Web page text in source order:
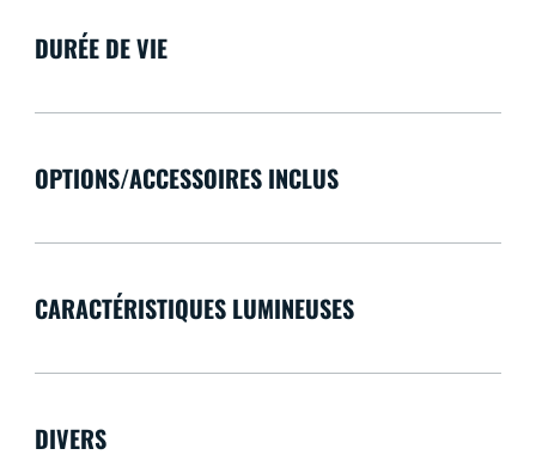
DURÉE DE VIE
OPTIONS/ACCESSOIRES INCLUS
CARACTÉRISTIQUES LUMINEUSES
DIVERS